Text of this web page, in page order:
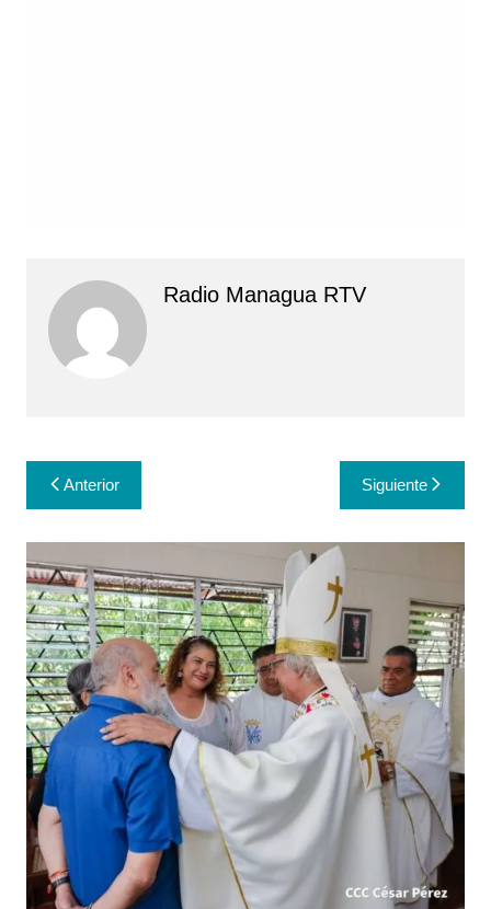
Radio Managua RTV
Navegación
de
entradas
Anterior Siguiente